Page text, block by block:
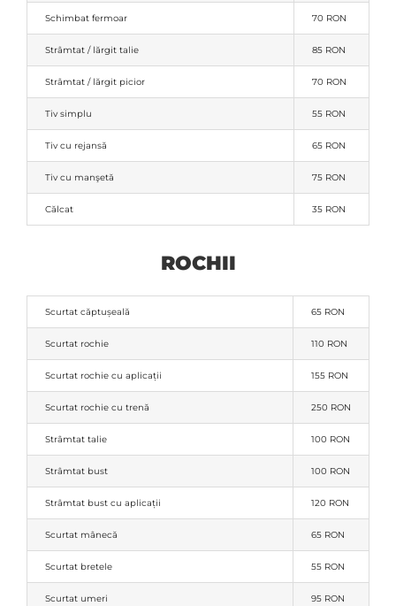
Schimbat fermoar 70 RON
Strâmtat / lărgit talie 85 RON
Strâmtat / lărgit picior 70 RON
Tiv simplu 55 RON
Tiv cu rejansă 65 RON
Tiv cu manşetă 75 RON
Călcat 35 RON
ROCHII
Scurtat căptușeală 65 RON
Scurtat rochie 110 RON
Scurtat rochie cu aplicații 155 RON
Scurtat rochie cu trenă 250 RON
Strâmtat talie 100 RON
Strâmtat bust 100 RON
Strâmtat bust cu aplicații 120 RON
Scurtat mânecă 65 RON
Scurtat bretele 55 RON
Scurtat umeri 95 RON